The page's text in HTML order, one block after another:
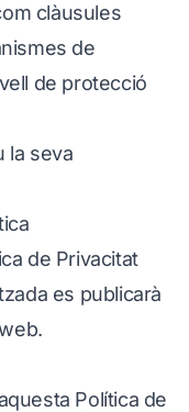
clàusules
de
de protecció
la seva
de Privacitat
es publicarà
Política de